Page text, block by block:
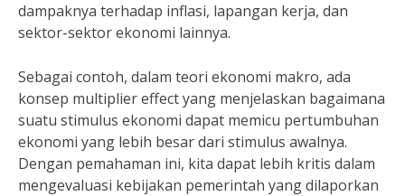
dampaknya terhadap inflasi, lapangan kerja, dan
sektor-sektor ekonomi lainnya.
Sebagai contoh, dalam teori ekonomi makro, ada
konsep multiplier effect yang menjelaskan bagaimana
suatu stimulus ekonomi dapat memicu pertumbuhan
ekonomi yang lebih besar dari stimulus awalnya.
Dengan pemahaman ini, kita dapat lebih kritis dalam
mengevaluasi kebijakan pemerintah yang dilaporkan